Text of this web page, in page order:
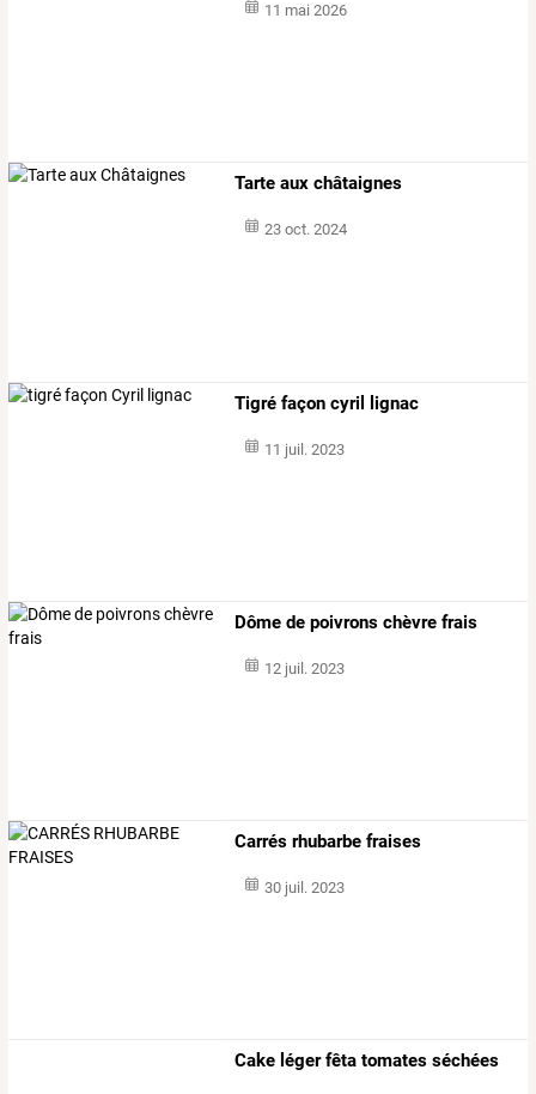
11 mai 2026
Tarte aux châtaignes
23 oct. 2024
Tigré façon cyril lignac
11 juil. 2023
Dôme de poivrons chèvre frais
12 juil. 2023
Carrés rhubarbe fraises
30 juil. 2023
Cake léger fêta tomates séchées